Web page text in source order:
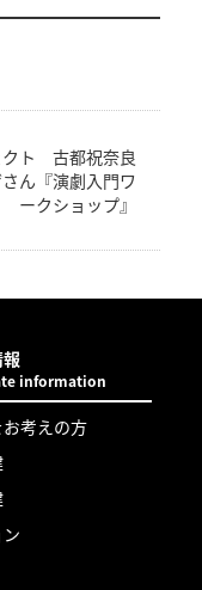
クト 古都祝奈良
ん『演劇入門ワ
ークショップ』
information
考えの方